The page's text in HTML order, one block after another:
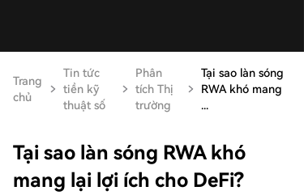
Trang
chủ
Tin tức
tiền kỹ
thuật số
Phân
tích Thị
trường
Tại sao làn sóng
RWA khó mang
...
Tại sao làn sóng RWA khó
mang lại lợi ích cho DeFi?